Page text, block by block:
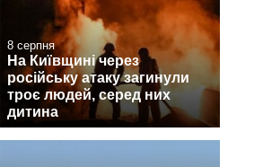
8 серпня
На Київщині через
російську атаку загинули
троє людей, серед них
дитина